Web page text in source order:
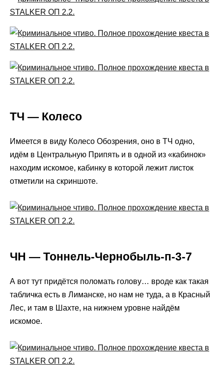
ТЧ — Колесо
Имеется в виду Колесо Обозрения, оно в ТЧ одно,
идём в Центральную Припять и в одной из «кабинок»
находим искомое, кабинку в которой лежит листок
отметили на скриншоте.
ЧН — Тоннель-Чернобыль-п-3-7
А вот тут придётся поломать голову… вроде как такая
табличка есть в Лиманске, но нам не туда, а в Красный
Лес, и там в Шахте, на нижнем уровне найдём
искомое.